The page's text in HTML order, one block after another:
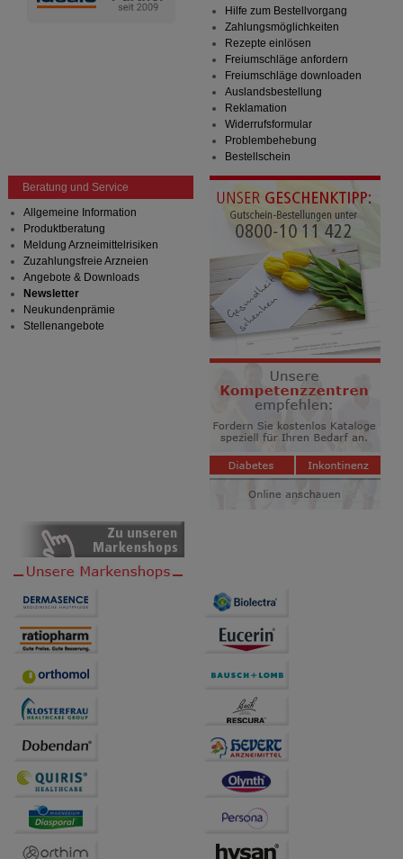
Hilfe zum Bestellvorgang
Zahlungsmöglichkeiten
Rezepte einlösen
Freiumschläge anfordern
Freiumschläge downloaden
Auslandsbestellung
Reklamation
Widerrufsformular
Problembehebung
Bestellschein
Beratung und Service
Allgemeine Information
Produktberatung
Meldung Arzneimittelrisiken
Zuzahlungsfreie Arzneien
Angebote & Downloads
Newsletter
Neukundenprämie
Stellenangebote